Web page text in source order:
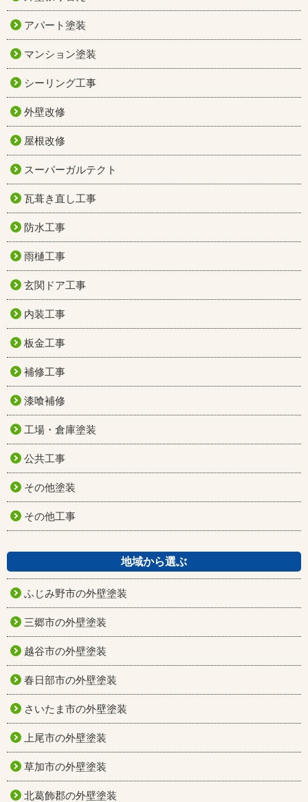
アパート塗装
マンション塗装
シーリング工事
外壁改修
屋根改修
スーパーガルテクト
瓦葺き直し工事
防水工事
雨樋工事
玄関ドア工事
内装工事
板金工事
補修工事
漆喰補修
工場・倉庫塗装
公共工事
その他塗装
その他工事
地域から選ぶ
ふじみ野市の外壁塗装
三郷市の外壁塗装
越谷市の外壁塗装
春日部市の外壁塗装
さいたま市の外壁塗装
上尾市の外壁塗装
草加市の外壁塗装
北葛飾郡の外壁塗装